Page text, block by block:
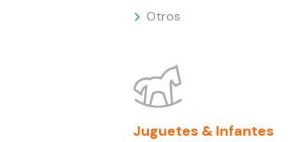
Otros
Juguetes & Infantes